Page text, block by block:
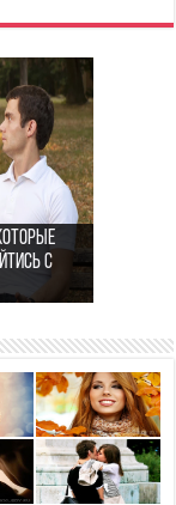
с5